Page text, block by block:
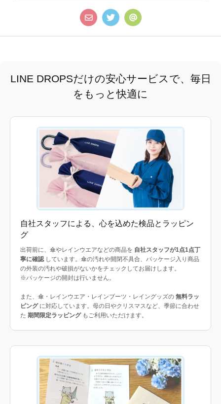
LINE DROPSだけの安心サービスで、毎日
をもっと快適に
自社スタッフによる、心を込めた検品とラッピン
グ
出荷前に、傘やレインウエアなどの商品を 自社スタッフが1点1点丁
寧に確認 しています。傘の汚れや開閉不具合、パッケージ入り商品
の外装の汚れや破損がないかをチェックしてお届けします。
※パッケージの開封は行いません。
また、傘・レインウエア・レインブーツ・レイングッズの 無料ラッ
ピングに対応しています。母の日やクリスマスなど、季節に合わせ
た 期間限定ラッピングもご利用いただけます。